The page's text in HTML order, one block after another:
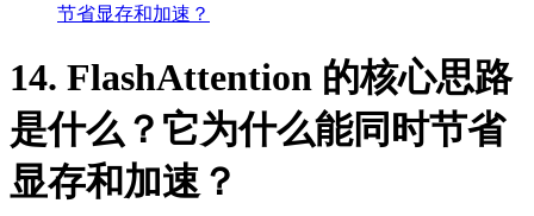
节省显存和加速？
14. FlashAttention 的核心思路
是什么？它为什么能同时节省
显存和加速？